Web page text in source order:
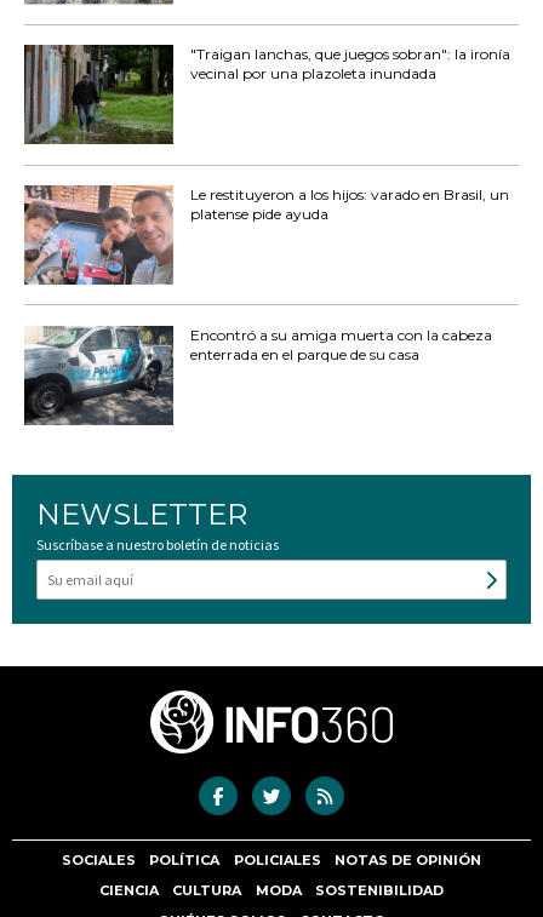
"Traigan lanchas, que juegos sobran": la ironía
vecinal por una plazoleta inundada
Le restituyeron a los hijos: varado en Brasil, un
platense pide ayuda
Encontró a su amiga muerta con la cabeza
enterrada en el parque de su casa
NEWSLETTER
Suscríbase a nuestro boletín de noticias
SOCIALES POLÍTICA POLICIALES
NOTAS DE OPINIÓN
CIENCIA
CULTURA MODA
SOSTENIBILIDAD